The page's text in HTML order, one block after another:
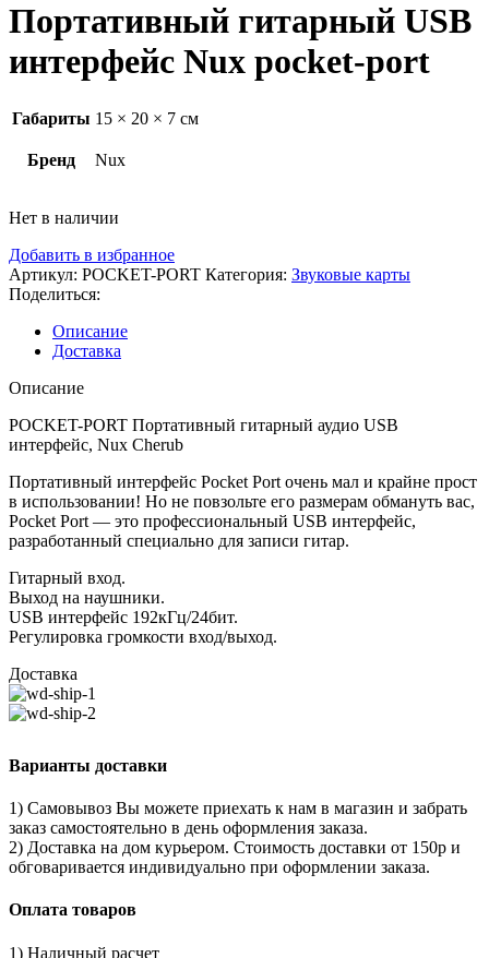
Портативный гитарный USB
интерфейс Nux pocket-port
Габариты 15 × 20 × 7 см
Бренд Nux
Нет в наличии
Добавить в избранное
Артикул: POCKET-PORT Категория: Звуковые карты
Поделиться:
Описание
Доставка
Описание
POCKET-PORT Портативный гитарный аудио USB
интерфейс, Nux Cherub
Портативный интерфейс Pocket Port очень мал и крайне прост
в использовании! Но не повзольте его размерам обмануть вас,
Pocket Port — это профессиональный USB интерфейс,
разработанный специально для записи гитар.
Гитарный вход.
Выход на наушники.
USB интерфейс 192кГц/24бит.
Регулировка громкости вход/выход.
Доставка
Варианты доставки
1) Самовывоз Вы можете приехать к нам в магазин и забрать
заказ самостоятельно в день оформления заказа.
2) Доставка на дом курьером. Стоимость доставки от 150р и
обговаривается индивидуально при оформлении заказа.
Оплата товаров
1) Наличный расчет